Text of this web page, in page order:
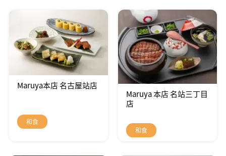
Maruya本店 名古屋站店
和食
Maruya 本店 名站三丁目
店
和食